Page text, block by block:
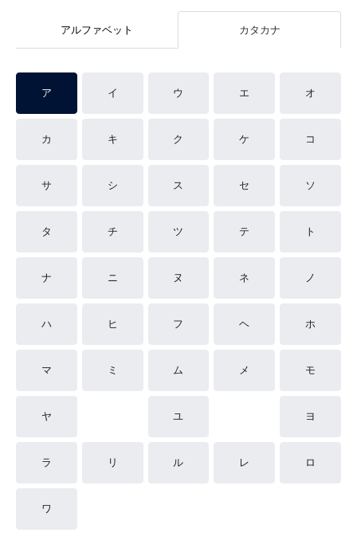
アルファベット カタカナ
ア イ ウ エ オ
カ キ ク ケ コ
サ シ ス セ ソ
タ チ ツ テ ト
ナ ニ ヌ ネ ノ
ハ ヒ フ ヘ ホ
マ ミ ム メ モ
ヤ ユ ヨ
ラ リ ル レ ロ
ワ